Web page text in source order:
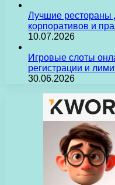
Лучшие рестораны
корпоративов и
10.07.2026
Игровые слоты
регистрации и
30.06.2026